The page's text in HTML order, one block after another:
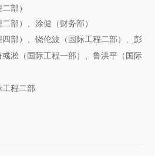
部）
部）、涂健（财务部）
部）、饶伦波（国际工程二部）、彭
淞（国际工程一部）、鲁洪平（国际
程二部